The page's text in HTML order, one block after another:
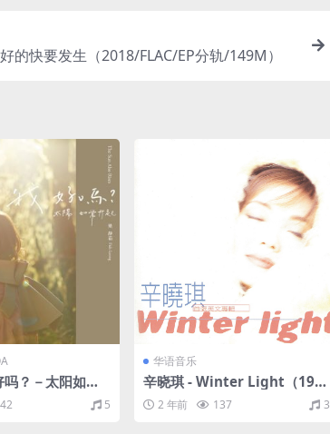
的快要发生（2018/FLAC/EP分轨/149M）
？－太阳如常
分轨/480
48kHz)
5
华语音乐
辛晓琪 - Winter Light（199
5/FLAC/分轨/285M）
2 年前 137 3